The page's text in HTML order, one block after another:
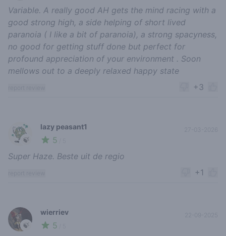
Variable. A really good AH gets the mind racing with a
good strong high, a side helping of short lived
paranoia ( I like a bit of paranoia), a strong spacyness,
no good for getting stuff done but perfect for
profound appreciation of your environment . Soon
mellows out to a deeply relaxed happy state
+3
🍃
lazy peasant1
5
27-03-2026
Super Haze. Beste uit de regio
+1
🍃
wierriev
5